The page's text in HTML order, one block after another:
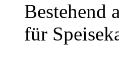
Bestehend
für